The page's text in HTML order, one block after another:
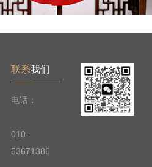
联系我们
电话：
010-
53671386